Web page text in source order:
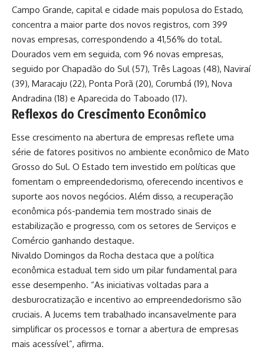
Campo Grande, capital e cidade mais populosa do Estado,
concentra a maior parte dos novos registros, com 399
novas empresas, correspondendo a 41,56% do total.
Dourados vem em seguida, com 96 novas empresas,
seguido por Chapadão do Sul (57), Três Lagoas (48), Naviraí
(39), Maracaju (22), Ponta Porã (20), Corumbá (19), Nova
Andradina (18) e Aparecida do Taboado (17).
Reflexos do Crescimento Econômico
Esse crescimento na abertura de empresas reflete uma
série de fatores positivos no ambiente econômico de Mato
Grosso do Sul. O Estado tem investido em políticas que
fomentam o empreendedorismo, oferecendo incentivos e
suporte aos novos negócios. Além disso, a recuperação
econômica pós-pandemia tem mostrado sinais de
estabilização e progresso, com os setores de Serviços e
Comércio ganhando destaque.
Nivaldo Domingos da Rocha destaca que a política
econômica estadual tem sido um pilar fundamental para
esse desempenho. “As iniciativas voltadas para a
desburocratização e incentivo ao empreendedorismo são
cruciais. A Jucems tem trabalhado incansavelmente para
simplificar os processos e tornar a abertura de empresas
mais acessível”, afirma.